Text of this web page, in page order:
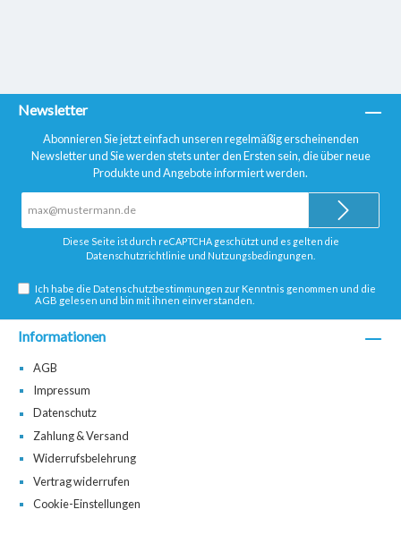
Newsletter
Abonnieren Sie jetzt einfach unseren regelmäßig erscheinenden
Newsletter und Sie werden stets unter den Ersten sein, die über neue
Produkte und Angebote informiert werden.
Adresse*
Diese Seite ist durch reCAPTCHA geschützt und es gelten die
Datenschutzrichtlinie und Nutzungsbedingungen
Ich habe dieDatenschutzbestimmungen zur Kenntnis genommen und die
AGB gelesen und bin mit ihnen einverstanden.
Informationen
AGB
Impressum
Datenschutz
Zahlung & Versand
Widerrufsbelehrung
Vertrag widerrufen
Cookie-Einstellungen